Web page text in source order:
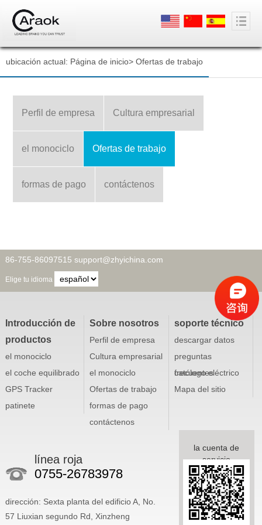
ubicación actual: Página de inicio> Ofertas de trabajo
Perfil de empresa Cultura empresarial
el monociclo Ofertas de trabajo
formas de pago contáctenos
86-755-86097515 support@zhyichina.com
Elige tu idioma
Introducción de
productos
el monociclo
el coche equilibrado
GPS Tracker
patinete
Sobre nosotros
Perfil de empresa
Cultura empresarial
el monociclo
Ofertas de trabajo
formas de pago
contáctenos
soporte técnico
descargar datos
preguntas
frecuentes
católogo eléctrico
Mapa del sitio
línea roja
0755-26783978
dirección: Sexta planta del edificio A, No.
57 Liuxian segundo Rd, Xinzheng
la cuenta de
servicio